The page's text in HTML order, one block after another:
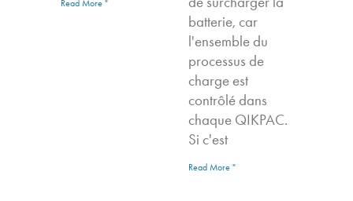
Read More "
batterie, car
l'ensemble du
processus de
charge est
contrôlé dans
chaque QIKPAC.
Si c'est
Read More "